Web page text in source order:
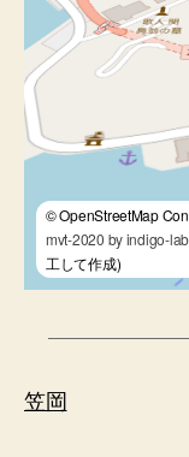
© OpenStreetMap
mvt-2020 by indigo-lab
工して作成)
笠岡